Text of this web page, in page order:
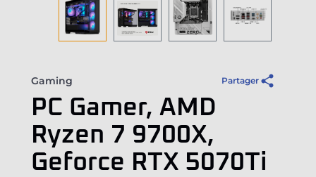
Gaming Partager
PC Gamer, AMD
Ryzen 7 9700X,
Geforce RTX 5070Ti